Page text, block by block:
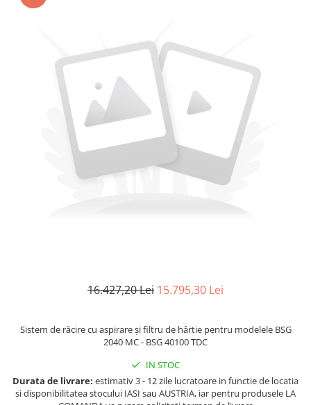
dubla semiautomate
Ferastraie prelucrare metal cu
banda si taiere dubla
Ferastraie verticale
Strunguri pentru metal
Strunguri CNC
Strunguri cu cutie de viteze
Strunguri cu surub de ghidare
Masini de gaurit - Vario - cu masa
Masini de gaurit cu angrenaj, masa
si coloana
Masini de gaurit cu coloana
16.427,20 Lei 15.795,30 Lei
Sistem de răcire cu aspirare și filtru de hârtie pentru modelele BSG
2040 MC - BSG 40100 TDC
IN STOC
Durata de livrare: estimativ 3 - 12 zile lucratoare in functie de locatia
si disponibilitatea stocului IASI sau AUSTRIA, iar pentru produsele LA